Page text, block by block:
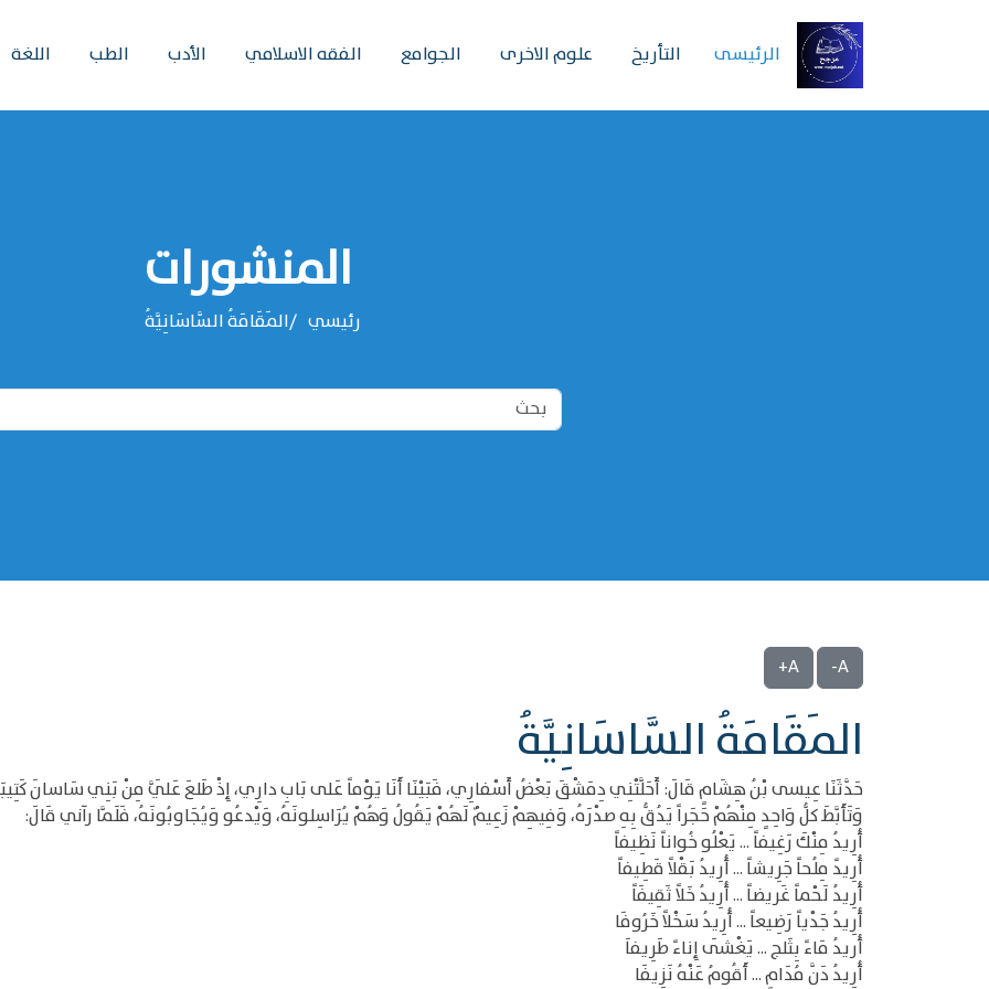
الرئیسی التأريخ علوم الاخرى الجوامع الفقه الاسلامي الأدب الطب اللغة
المنشورات
رئيسي المَقَامَةُ السَّاسَانِيَّةُ
A-
A+
المَقَامَةُ السَّاسَانِيَّةُ
حَدَّثَنَا عِيسى بْنُ هِشَامٍ قَالَ: أَحَلَّتْنِي دِمَشْقَ بَعْضُ أَسْفارِي، فَبَيْنَا أَنَا يَوْماً عَلى بَابِ دارِي، إِذْ طَلعَ عَلَيَّ مِنْ بَنِي سَاسانَ
وَتَأَبَّطَ كلُّ وَاحِدٍ مِنْهُمْ حَجَراً يَدُقُّ بِهِ صدْرَهُ، وَفِيهِمْ زَعِيمٌ لَهُمْ يَقُولُ وَهُمْ يُرَاسِلونَهُ، وَيْدعُو وَيُجَاوبُونَهُ، فَلَمَّا رآني قَالَ:
أُرِيدُ مِنْكَ رَغِيفاً ... يَعْلُو خُواناً نَظِيفاً
أُرِيدً مِلُحاً جَرِيشاً ... أُرِيدُ بَقْلاً قَطِيفاً
أُرِيدُ لَحْماً غَريضاً ... أُرِيدُ خَلاً ثَقِيفَاً
أُرِيدُ جَدْياً رَضِيعاً ... أُرِيدُ سَخْلاً خَرُوفَا
أُريدُ مَاءً بِثَلج ... يَغْشَى إِناءً طَرِيفاَ
أُرِيدُ دَنَّ مُدَامٍ ... أَقُومُ عَنْهُ نَزِيفَا